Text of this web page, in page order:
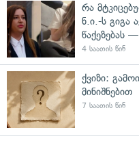
რა
ნ.ი.-ს გიგა
წაქეზებას
4 საათის წინ
ქვიზი:
მინიშნებით
7 საათის წინ